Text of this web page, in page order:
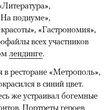
подиуме»,
«Гастрономия»,
всех участников
лендинге.
ресторане «Метрополь»,
в синий цвет.
же устраивал богемные
Портреты героев